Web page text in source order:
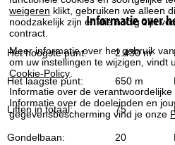
weigeren klikt, gebruiken we alleen
noodzakelijk zijn en die nodig zijn
contract.
Meer informatie over het gebruik
om uw instellingen te wijzigen, vindt
Cookie-Policy
Informatie over de
Informatie over de doeleinden en
gegevensbescherming vind je onze
r
t
p
a
Informatie over
Het hoogste punt: 2.430 m
Het laagste punt: 650 m
Liften in totaal: 75
Gondelbaan: 20